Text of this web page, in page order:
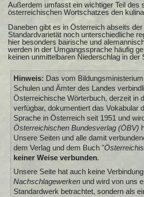
Außerdem umfasst ein wichtiger Teil des
österreichischen Wortschatzes den
Daneben gibt es in Österreich abseits
Standardvarietät noch unterschiedliche
hier besonders bairische und
werden in der Umgangssprache häufig
keinen unmittelbaren Niederschlag in der
Hinweis: Das vom
Schulen und Ämter des Landes
Österreichische Wörterbuch, derzeit in
verfügbar, dokumentiert das Vokabular
Sprache in Österreich seit 1951 und
Österreichischen Bundesverlag (ÖBV)
Unsere Seiten und alle damit
dem Verlag und dem Buch "
keiner Weise verbunden.
Unsere Seite hat auch keine
Nachschlagewerkenund wird von uns
Standardwerk betrachtet, sondern als